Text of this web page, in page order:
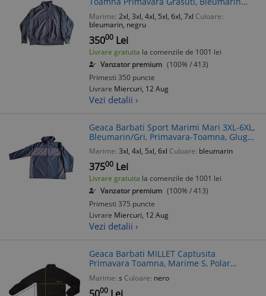
Negru
Marime: 2xl, 3xl, 4xl, 5xl, 6xl, 7xl Culoare:
bleumarin, negru
35000 Lei
Livrare gratuita la comenzile de 1001 lei
Vanzator premium (100% / 413)
Primesti 350 puncte
Livrare Miercuri, 12 Aug
Vezi detalii ›
Geaca Barbati Sport Marimi Mari 3XL-6XL,
Bleumarin/Gri, Primavara-Toamna, Gluga
Detașabilă, Buzunare Fermoar
Marime: 3xl, 4xl, 5xl, 6xl Culoare: bleumarin
37500 Lei
Livrare gratuita la comenzile de 1001 lei
Vanzator premium (100% / 413)
Primesti 375 puncte
Livrare Miercuri, 12 Aug
Vezi detalii ›
Geaca Barbati MILLET Captusita
Primavara Toamna, Marime S, Polar
Interior, Fas Exterior, Rezistenta la Vant,
Buzunare Multiple
Marime: s Culoare: nero
5000 Lei